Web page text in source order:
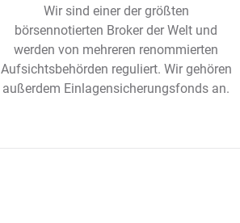
Wir sind einer der größten
börsennotierten Broker der Welt und
werden von mehreren renommierten
Aufsichtsbehörden reguliert. Wir gehören
außerdem Einlagensicherungsfonds an.